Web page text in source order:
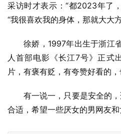
采访时才表示：“都2023年了
“我很喜欢我的身体，那就大大
徐娇，1997年出生于浙江
人首部电影《长江7号》正式
片，有褒有贬，有夸赞好看的，
有一说一，只要是安全的
合适，希望一些厌女的男网友和